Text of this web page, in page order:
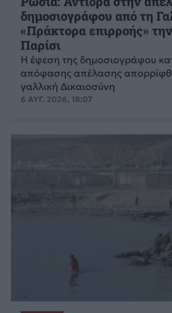
δημοσιογράφου από τη
«Πράκτορα επιρροής»
Παρίσι
Η έφεση της δημοσιογράφου
απόφασης απέλασης
γαλλική Δικαιοσύνη
6 ΑΥΓ. 2026, 18:07